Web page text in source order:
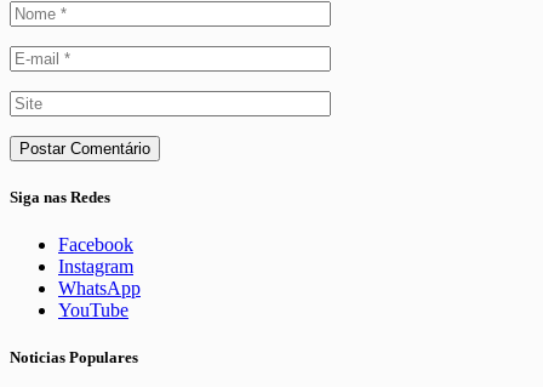
Siga nas Redes
Facebook
Instagram
WhatsApp
YouTube
Noticias Populares